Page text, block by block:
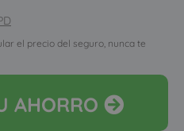
el precio del seguro, nunca te
AHORRO